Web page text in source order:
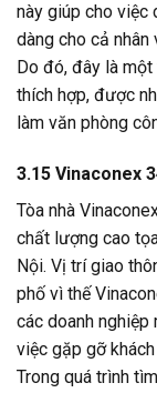
này giúp cho việc
dàng cho cả nhân
Do đó, đây là
thích hợp, được
làm văn phòng
3.15 Vinaconex
Tòa nhà
chất lượng cao
Nội. Vị trí giao
phố vì thế
các doanh
việc gặp gỡ
Trong quá trình